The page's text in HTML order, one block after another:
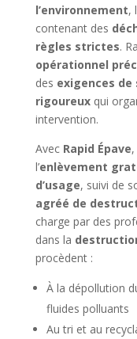
l’environnement,
contenant des
règles strictes.
opérationnel
des exigences de
rigoureuxqui
intervention.
Avec Rapid Épave,
l’enlèvement
d’usage, suivi de
agréé de
charge par des
dans la
procèdent :
À la dépollution
fluides polluants
Au tri et au